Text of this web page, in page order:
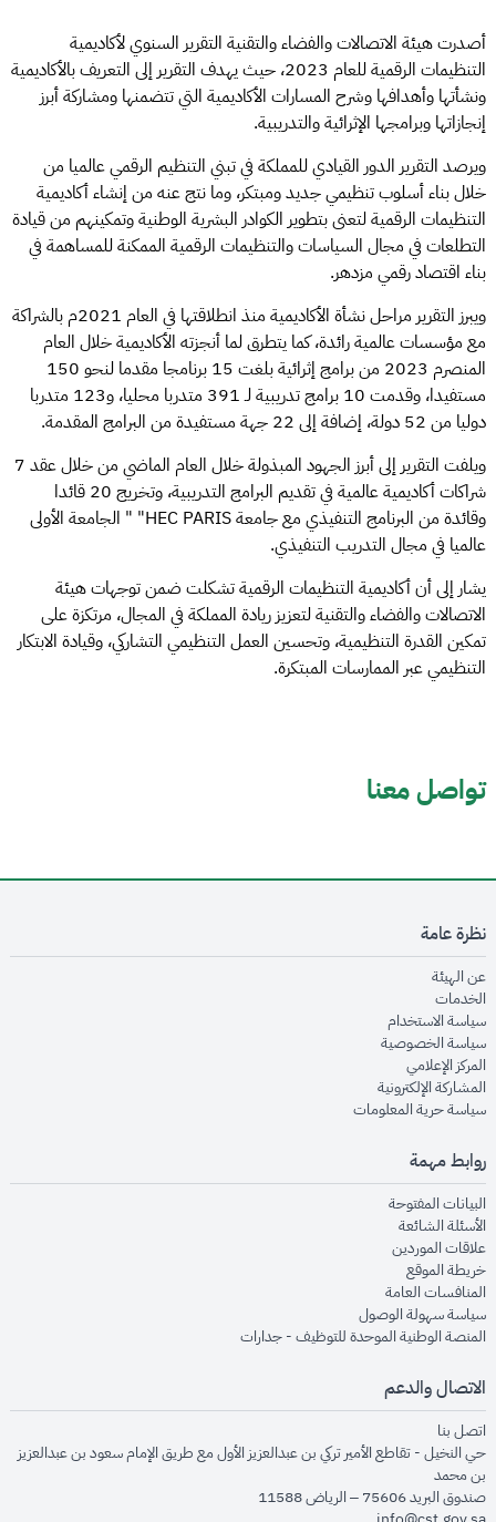
أصدرت هيئة الاتصالات والفضاء والتقنية التقرير السنوي لأكاديمية
التنظيمات الرقمية للعام 2023، حيث يهدف التقرير إلى التعريف بالأكاديمية
ونشأتها وأهدافها وشرح المسارات الأكاديمية التي تتضمنها ومشاركة أبرز
إنجازاتها وبرامجها الإثرائية والتدريبية.
ويرصد التقرير الدور القيادي للمملكة في تبني التنظيم الرقمي عالميا من
خلال بناء أسلوب تنظيمي جديد ومبتكر، وما نتج عنه من إنشاء أكاديمية
التنظيمات الرقمية لتعنى بتطوير الكوادر البشرية الوطنية وتمكينهم من قيادة
التطلعات في مجال السياسات والتنظيمات الرقمية الممكنة للمساهمة في
بناء اقتصاد رقمي مزدهر.
ويبرز التقرير مراحل نشأة الأكاديمية منذ انطلاقتها في العام 2021م بالشراكة
مع مؤسسات عالمية رائدة، كما يتطرق لما أنجزته الأكاديمية خلال العام
المنصرم 2023 من برامج إثرائية بلغت 15 برنامجا مقدما لنحو 150
مستفيدا، وقدمت 10 برامج تدريبية لـ 391 متدربا محليا، و123 متدربا
دوليا من 52 دولة، إضافة إلى 22 جهة مستفيدة من البرامج المقدمة.
ويلفت التقرير إلى أبرز الجهود المبذولة خلال العام الماضي من خلال عقد 7
شراكات أكاديمية عالمية في تقديم البرامج التدريبية، وتخريج 20 قائدا
وقائدة من البرنامج التنفيذي مع جامعة HEC PARIS" " الجامعة الأولى
عالميا في مجال التدريب التنفيذي.
يشار إلى أن أكاديمية التنظيمات الرقمية تشكلت ضمن توجهات هيئة
الاتصالات والفضاء والتقنية لتعزيز ريادة المملكة في المجال، مرتكزة على
تمكين القدرة التنظيمية، وتحسين العمل التنظيمي التشاركي، وقيادة الابتكار
التنظيمي عبر الممارسات المبتكرة.
تواصل معنا
نظرة عامة
عن الهيئةopens in new window
الخدماتopens in new window
سياسة الاستخدام
سياسة الخصوصيةopens in new window
المركز الإعلاميopens in new window
المشاركة الإلكترونيةopens in new window
سياسة حرية المعلوماتopens in new window
روابط مهمة
البيانات المفتوحةopens in new window
الأسئلة الشائعةopens in new window
علاقات الموردينopens in new window
خريطة الموقعopens in new window
المنافسات العامةopens in new window
سياسة سهولة الوصولopens in new window
المنصة الوطنية الموحدة للتوظيف - جداراتopens in new window
الاتصال والدعم
اتصل بنا
حي النخيل - تقاطع الأمير تركي بن عبدالعزيز الأول مع طريق الإمام سعود بن عبدالعزيز
بن محمد
صندوق البريد 75606 – الرياض 11588